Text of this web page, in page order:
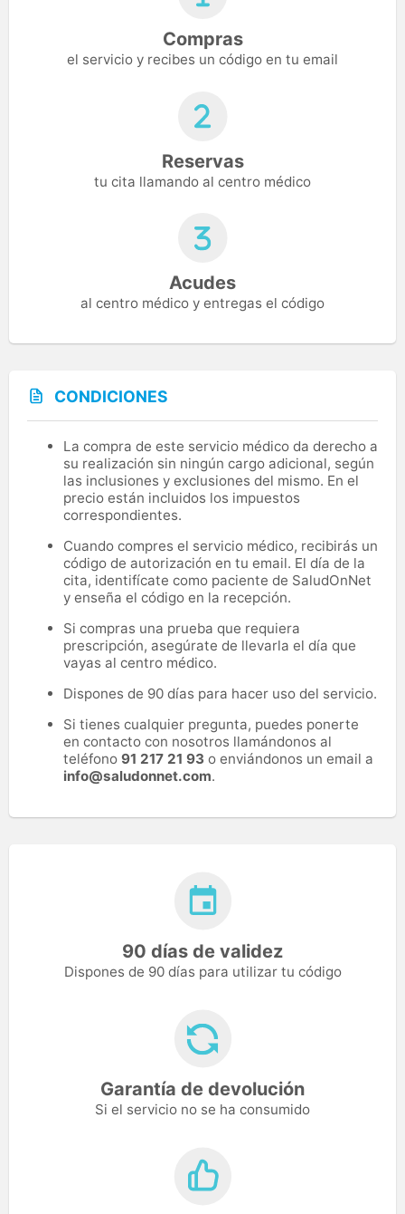
Compras
el servicio y recibes un código en tu email
Reservas
tu cita llamando al centro médico
Acudes
al centro médico y entregas el código
CONDICIONES
La compra de este servicio médico da derecho a
su realización sin ningún cargo adicional, según
las inclusiones y exclusiones del mismo. En el
precio están incluidos los impuestos
correspondientes.
Cuando compres el servicio médico, recibirás un
código de autorización en tu email. El día de la
cita, identifícate como paciente de SaludOnNet
y enseña el código en la recepción.
Si compras una prueba que requiera
prescripción, asegúrate de llevarla el día que
vayas al centro médico.
Dispones de 90 días para hacer uso del servicio.
Si tienes cualquier pregunta, puedes ponerte
en contacto con nosotros llamándonos al
teléfono 91 217 21 93 o enviándonos un email a
info@saludonnet.com.
90 días de validez
Dispones de 90 días para utilizar tu código
Garantía de devolución
Si el servicio no se ha consumido